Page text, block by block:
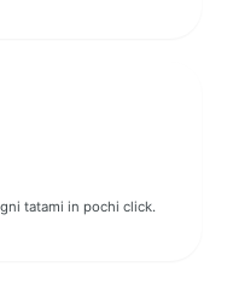
tatami in pochi click.